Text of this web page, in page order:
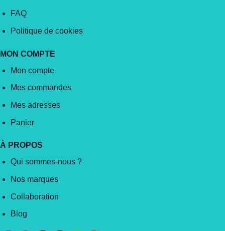
FAQ
Politique de cookies
MON COMPTE
Mon compte
Mes commandes
Mes adresses
Panier
À PROPOS
Qui sommes-nous ?
Nos marques
Collaboration
Blog